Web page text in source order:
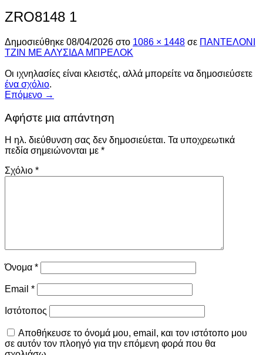
ZRO8148 1
Δημοσιεύθηκε 08/04/2026 στο 1086 × 1448 σε ΠΑΝΤΕΛΟΝΙ
ΤΖΙΝ ΜΕ ΑΛΥΣΙΔΑ ΜΠΡΕΛΟΚ
Οι ιχνηλασίες είναι κλειστές, αλλά μπορείτε να δημοσιεύσετε
ένα σχόλιο.
Επόμενο →
Αφήστε μια απάντηση
Η ηλ. διεύθυνση σας δεν δημοσιεύεται. Τα υποχρεωτικά
πεδία σημειώνονται με *
Σχόλιο *
Όνομα *
Email *
Ιστότοπος
Αποθήκευσε το όνομά μου, email, και τον ιστότοπο μου
σε αυτόν τον πλοηγό για την επόμενη φορά που θα